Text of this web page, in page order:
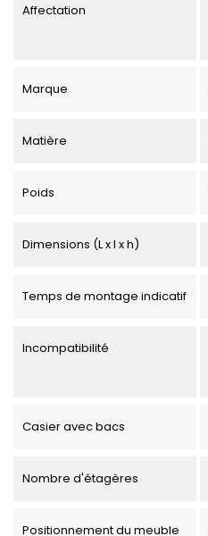
Affectation
Marque
Matière
Poids
Dimensions (L x l x h)
Temps de montage indicatif
Incompatibilité
Casier avec bacs
Nombre d'étagères
Positionnement du meuble